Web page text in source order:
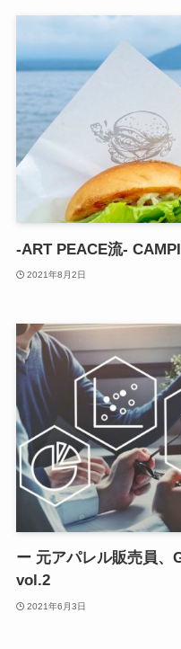
-ART PEACE流-
2021年8月2日
ー 元アパレル販売員、
vol.2
2021年6月3日